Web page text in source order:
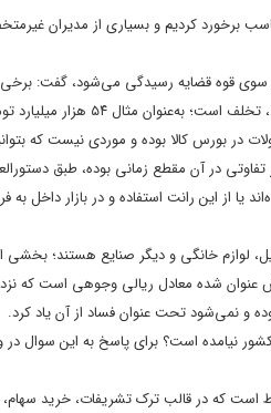
برخورد کردیم و بسیاری از مدیران
سوی قوه قضایه رسیدگی می‌شود، گفت:
به تخلفات مرتبط به بخش رویه‌ها
کالا بوده و موردی نیست که بتوانیم
در آن مقطع زمانی بوده، طبق
یا از این رانت استفاده و در بازار داخل به
لوازم خانگی و دیگر صنایع هستند؛
و ۸۰۰ میلیارد تومانی که در گزارش عنوان شده معادل
و نمی‌شود تحت عنوان فساد از آن یاد کرد.
است؟ برای پاسخ به این سوال در
است که در قالب ترک تشریفات، خرید